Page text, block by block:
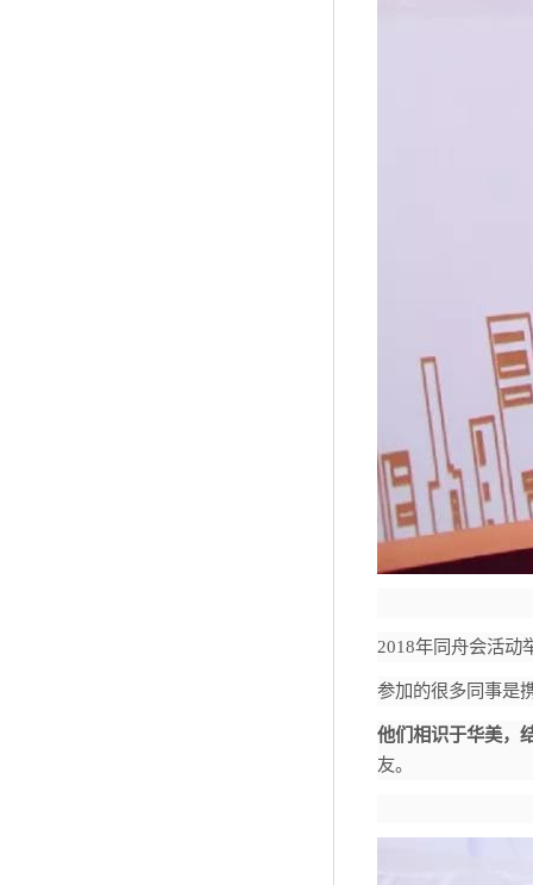
2018年同舟会活动
参加的很多同事是
他们相识于华美，
友。